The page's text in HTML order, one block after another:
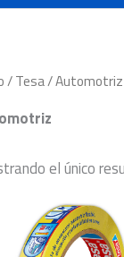
/Tesa/ Automotriz
el único